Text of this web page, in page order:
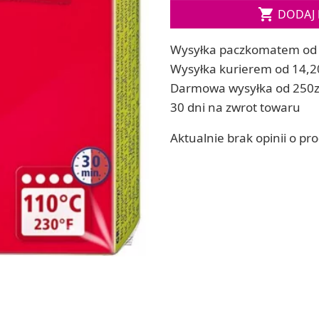
ręcznych
Soda, kwasek, formy do kul do kąpieli
Dodatki: barwniki i zapachy
RZEŹBA, GLINY I ODLEWY
Lepienie i rzeźbienie
Odlewy dekoracyjne
Tworzenie z gliny polimerowej
Modelowanie dla dzieci
 DODAJ
Wysyłka paczkomatem od
Wysyłka kurierem od
Darmowa wysyłka od
30 dni na zwrot towaru
Aktualnie brak opinii o